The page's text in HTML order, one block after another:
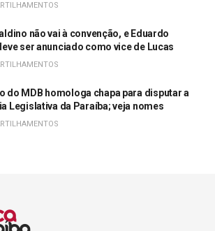
não vai à convenção, e Eduardo
ser anunciado como vice de Lucas
do MDB homologa chapa para disputar a
Legislativa da Paraíba; veja nomes